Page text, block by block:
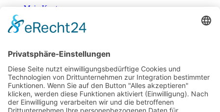
Mein Konto
Zahlung & Versand
Widerrufsbelehrung
Mein Konto
Kontakt
Zahlung & Versand
Widerrufsbelehrung
Vertrag Widerrufen